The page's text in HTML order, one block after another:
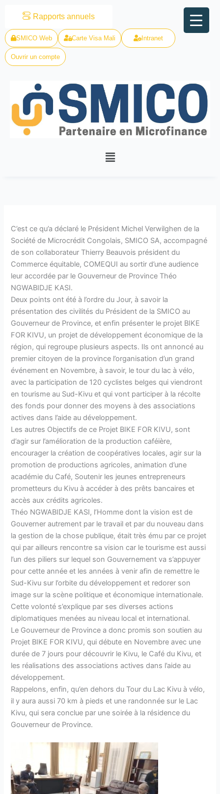
content
Rapports annuels
SMICO Web Carte Visa Mali Intranet
Ouvrir un compte
Menu
C’est ce qu’a déclaré le Président Michel Verwilghen de la
Société de Microcrédit Congolais, SMICO SA, accompagné
de son collaborateur Thierry Beauvois président du
Commerce équitable, COMEQUI au sortir d’une audience
leur accordée par le Gouverneur de Province Théo
NGWABIDJE KASI.
Deux points ont été à l’ordre du Jour, à savoir la
présentation des civilités du Président de la SMICO au
Gouverneur de Province, et enfin présenter le projet BIKE
FOR KIVU, un projet de développement économique de la
région, qui regroupe plusieurs aspects. Ils ont annoncé au
premier citoyen de la province l’organisation d’un grand
événement en Novembre, à savoir, le tour du lac à vélo,
avec la participation de 120 cyclistes belges qui viendront
en tourisme au Sud-Kivu et qui vont participer à la récolte
des fonds pour donner des moyens à des associations
actives dans l’aide au développement.
Les autres Objectifs de ce Projet BIKE FOR KIVU, sont
d’agir sur l’amélioration de la production caféière,
encourager la création de coopératives locales, agir sur la
promotion de productions agricoles, animation d’une
académie du Café, Soutenir les jeunes entrepreneurs
prometteurs du Kivu à accéder à des prêts bancaires et
accès aux crédits agricoles.
Théo NGWABIDJE KASI, l’Homme dont la vision est de
Gouverner autrement par le travail et par du nouveau dans
la gestion de la chose publique, était très ému par ce projet
qui par ailleurs rencontre sa vision car le tourisme est aussi
l’un des piliers sur lequel son Gouvernement va s’appuyer
pour cette année et les années à venir afin de remettre le
Sud-Kivu sur l’orbite du développement et redorer son
image sur la scène politique et économique internationale.
Cette volonté s’explique par ses diverses actions
diplomatiques menées au niveau local et international.
Le Gouverneur de Province a donc promis son soutien au
Projet BIKE FOR KIVU, qui débute en Novembre avec une
durée de 7 jours pour découvrir le Kivu, le Café du Kivu, et
les réalisations des associations actives dans l’aide au
développement.
Rappelons, enfin, qu’en dehors du Tour du Lac Kivu à vélo,
il y aura aussi 70 km à pieds et une randonnée sur le Lac
Kivu, qui sera conclue par une soirée à la résidence du
Gouverneur de Province.